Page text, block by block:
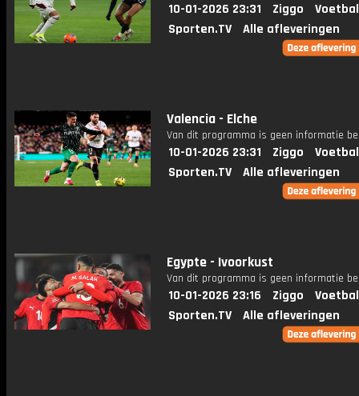
10-01-2026 23:31 Ziggo
Sporten.TV
Alle afleveringen
Valencia - Elche
Van dit programma is geen informatie
10-01-2026 23:31 Ziggo
Sporten.TV
Alle afleveringen
Egypte - Ivoorkust
Van dit programma is geen informatie
10-01-2026 23:16 Ziggo
Sporten.TV
Alle afleveringen